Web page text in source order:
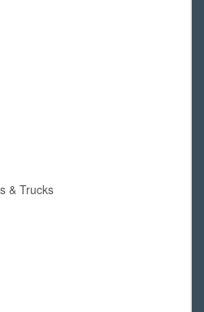
& Trucks